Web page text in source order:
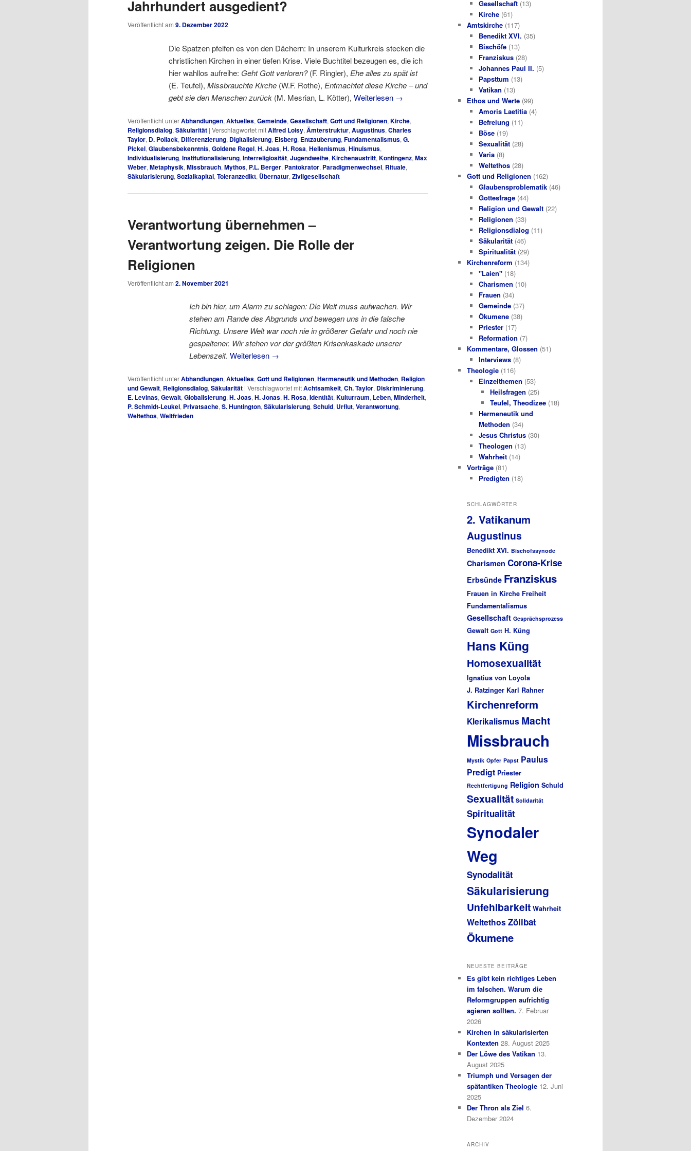
Jahrhundert ausgedient?
Veröffentlicht am 9. Dezember 2022
Die Spatzen pfeifen es von den Dächern: In unserem Kulturkreis stecken die
christlichen Kirchen in einer tiefen Krise. Viele Buchtitel bezeugen es, die ich
hier wahllos aufreihe: Geht Gott verloren?(F. Ringler), Ehe alles zu spät ist
(E. Teufel), Missbrauchte Kirche (W.F. Rothe), Entmachtet diese Kirche – und
gebt sie den Menschen zurück (M. Mesrian, L. Kötter), Weiterlesen →
Veröffentlicht unterAbhandlungen, Aktuelles, Gemeinde, Gesellschaft, Gott und Religionen, Kirche,
Religionsdialog, Säkularität | Verschlagwortet mitAlfred Loisy, Ämterstruktur, Augustinus, Charles
Taylor, D. Pollack, Differenzierung, Digitalisierung, Eisberg, Entzauberung, Fundamentalismus, G.
Pickel, Glaubensbekenntnis, Goldene Regel, H. Joas, H. Rosa, Hellenismus, Hinuismus,
Individualisierung, Institutionalisierung, Interreligiosität, Jugendweihe, Kirchenaustritt, Kontingenz, Max
Weber, Metaphysik, Missbrauch, Mythos, P.L. Berger, Pantokrator, Paradigmenwechsel, Rituale,
Säkularisierung, Sozialkapital, Toleranzedikt, Übernatur, Zivilgesellschaft
Verantwortung übernehmen –
Verantwortung zeigen. Die Rolle der
Religionen
Veröffentlicht am 2. November 2021
Ich bin hier, um Alarm zu schlagen: Die Welt muss aufwachen. Wir
stehen am Rande des Abgrunds und bewegen uns in die falsche
Richtung. Unsere Welt war noch nie in größerer Gefahr und noch nie
gespaltener. Wir stehen vor der größten Krisenkaskade unserer
Lebenszeit. Weiterlesen →
Veröffentlicht unterAbhandlungen, Aktuelles, Gott und Religionen, Hermeneutik und Methoden, Religion
und Gewalt, Religionsdialog, Säkularität | Verschlagwortet mitAchtsamkeit, Ch. Taylor, Diskriminierung,
E. Levinas, Gewalt, Globalisierung, H. Joas, H. Jonas, H. Rosa, Identität, Kulturraum, Leben, Minderheit,
P. Schmidt-Leukel, Privatsache, S. Huntington, Säkularisierung, Schuld, Urflut, Verantwortung,
Weltethos, Weltfrieden
Gesellschaft(13)
Kirche(61)
Amtskirche (117)
Benedikt XVI. (35)
Bischöfe(13)
Franziskus(28)
Johannes Paul II. (5)
Papsttum (13)
Vatikan (13)
Ethos und Werte (99)
Amoris Laetitia(4)
Befreiung (11)
Böse(19)
Sexualität(28)
Varia(8)
Weltethos(28)
Gott und Religionen (162)
Glaubensproblematik(46)
Gottesfrage(44)
Religion und Gewalt(22)
Religionen (33)
Religionsdialog (11)
Säkularität(46)
Spiritualität(29)
Kirchenreform (134)
"Laien"(18)
Charismen (10)
Frauen (34)
Gemeinde(37)
Ökumene(38)
Priester(17)
Reformation (7)
Kommentare, Glossen (51)
Interviews(8)
Theologie (116)
Einzelthemen (53)
Heilsfragen (25)
Teufel, Theodizee (18)
Hermeneutik und
Methoden (34)
Jesus Christus(30)
Theologen (13)
Wahrheit(14)
Vorträge (81)
Predigten (18)
SCHLAGWÖRTER
2. Vatikanum
Augustinus
Benedikt XVI. Bischofssynode
Charismen Corona-Krise
Erbsünde Franziskus
Frauen in Kirche Freiheit
Fundamentalismus
Gesellschaft Gesprächsprozess
Gewalt Gott H. Küng
Hans Küng
Homosexualität
Ignatius von Loyola
J. Ratzinger Karl Rahner
Kirchenreform
Klerikalismus Macht
Missbrauch
Mystik Opfer Papst Paulus
Predigt Priester
Rechtfertigung Religion Schuld
Sexualität Solidarität
Spiritualität
Synodaler
Weg
Synodalität
Säkularisierung
Unfehlbarkeit Wahrheit
WeltethosZölibat
Ökumene
NEUESTE BEITRÄGE
Es gibt kein richtiges Leben
im falschen. Warum die
Reformgruppen aufrichtig
agieren sollten. 7. Februar
2026
Kirchen in säkularisierten
Kontexten 28. August 2025
Der Löwe des Vatikan 13.
August 2025
Triumph und Versagen der
spätantiken Theologie 12. Juni
2025
Der Thron als Ziel 6.
Dezember 2024
ARCHIV